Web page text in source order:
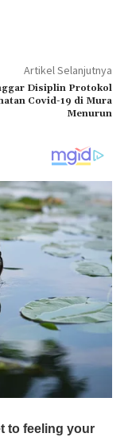
Artikel Selanjutnya
Disiplin Protokol
Covid-19 di Mura
Menurun